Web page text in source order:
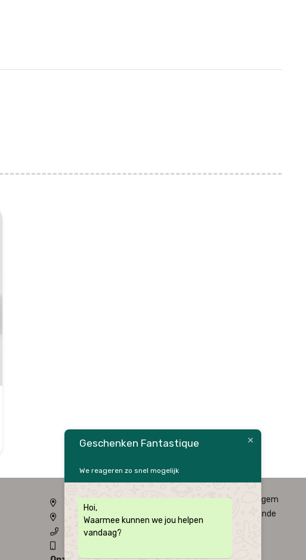
Fysieke winkel: Alfred Amelotstraat 23 – 9750 Zingem
Webshop: Zwaluwenlaan 33 bus 301 – 8434 Westende
09 / 384 10 10
Geschenken Fantastique
We reageren zo snel mogelijk
Hoi,
Waarmee kunnen we jou helpen
vandaag?